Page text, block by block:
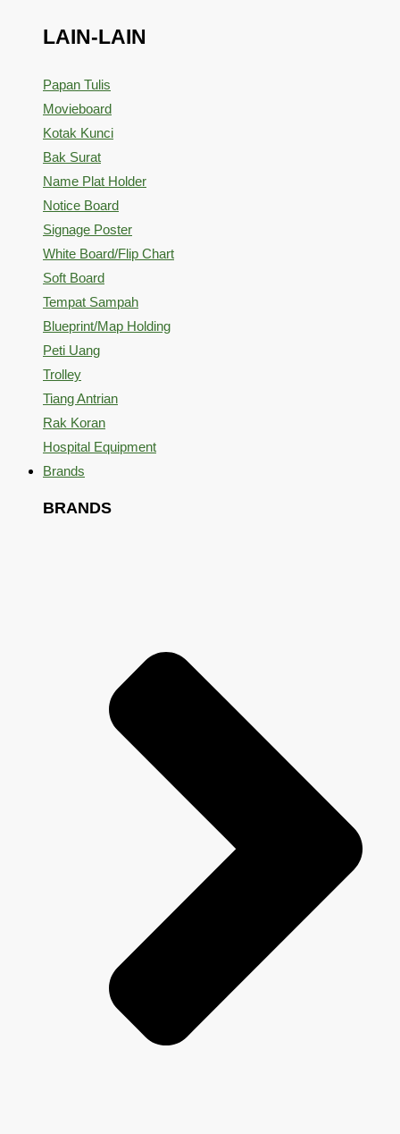
LAIN-LAIN
Papan Tulis
Movieboard
Kotak Kunci
Bak Surat
Name Plat Holder
Notice Board
Signage Poster
White Board/Flip Chart
Soft Board
Tempat Sampah
Blueprint/Map Holding
Peti Uang
Trolley
Tiang Antrian
Rak Koran
Hospital Equipment
Brands
BRANDS